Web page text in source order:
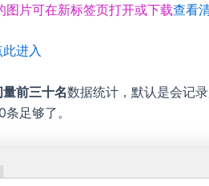
图片可在新标签页打开或下载查看
此进入
前三十名数据统计，默认是会记
条足够了。